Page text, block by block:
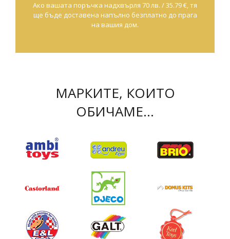
Ако вашата поръчка надхвърля 70 лв. / 35.79 €, тя
ще бъде доставена напълно безплатно до прага
на вашия дом.
МАРКИТЕ, КОИТО
ОБИЧАМЕ...